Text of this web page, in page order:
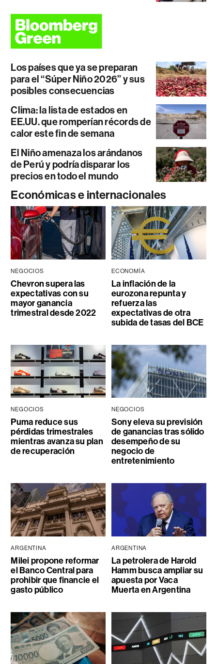
Los países que ya se preparan
para el “Súper Niño 2026” y sus
posibles consecuencias
Clima: la lista de estados en
EE.UU. que romperían récords de
calor este fin de semana
El Niño amenaza los arándanos
de Perú y podría disparar los
precios en todo el mundo
Económicas e internacionales
NEGOCIOS
Chevron supera las
expectativas con su
mayor ganancia
trimestral desde 2022
ECONOMÍA
La inflación de la
eurozona repunta y
refuerza las
expectativas de otra
subida de tasas del BCE
NEGOCIOS
Puma reduce sus
pérdidas trimestrales
mientras avanza su plan
de recuperación
NEGOCIOS
Sony eleva su previsión
de ganancias tras sólido
desempeño de su
negocio de
entretenimiento
ARGENTINA
Milei propone reformar
el Banco Central para
prohibir que financie el
gasto público
ARGENTINA
La petrolera de Harold
Hamm busca ampliar su
apuesta por Vaca
Muerta en Argentina